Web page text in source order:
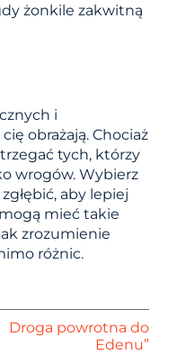
żonkile zakwitną
i
obrażają. Chociaż
tych, którzy
wrogów. Wybierz
aby lepiej
mieć takie
zrozumienie
różnic.
Droga powrotna do
Edenu”